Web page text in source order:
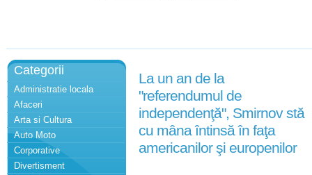
Categorii
Administratie locala
Afaceri
Arta si Cultura
Auto Moto
Corporative
Divertisment
La un an de la
"referendumul de
independenţă", Smirnov stă
cu mâna întinsă în faţa
americanilor şi europenilor